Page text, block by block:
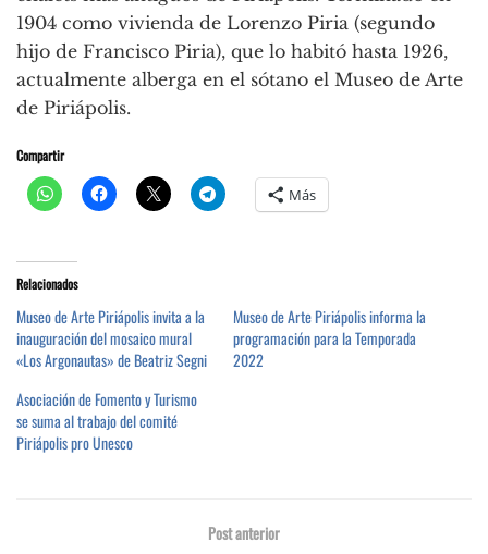
1904 como vivienda de Lorenzo Piria (segundo
hijo de Francisco Piria), que lo habitó hasta 1926,
actualmente alberga en el sótano el Museo de Arte
de Piriápolis.
Compartir
Más
Relacionados
Museo de Arte Piriápolis invita a la
inauguración del mosaico mural
«Los Argonautas» de Beatriz Segni
Museo de Arte Piriápolis informa la
programación para la Temporada
2022
Asociación de Fomento y Turismo
se suma al trabajo del comité
Piriápolis pro Unesco
Post anterior